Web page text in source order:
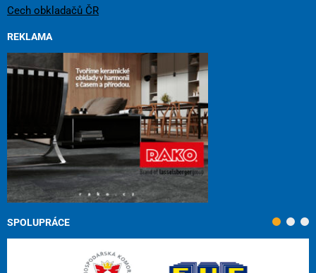
Cech obkladačů ČR
REKLAMA
SPOLUPRÁCE